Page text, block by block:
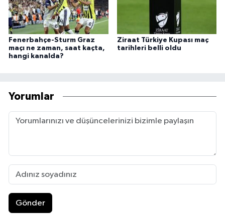
Fenerbahçe-Sturm Graz
maçı ne zaman, saat kaçta,
hangi kanalda?
Ziraat Türkiye Kupası maç
tarihleri belli oldu
Yorumlar
Gönder